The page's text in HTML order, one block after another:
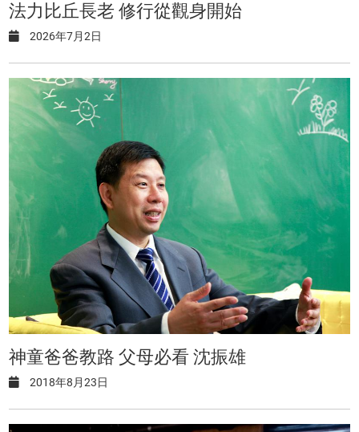
法力比丘長老 修行從觀身開始
2026年7月2日
神童爸爸教路 父母必看 沈振雄
2018年8月23日